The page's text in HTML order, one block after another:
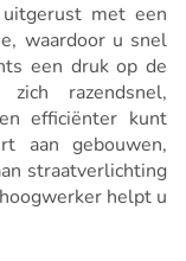
met een
waardoor u snel
een druk op de
razendsnel,
efficiënter kunt
aan gebouwen,
straatverlichting
helpt u